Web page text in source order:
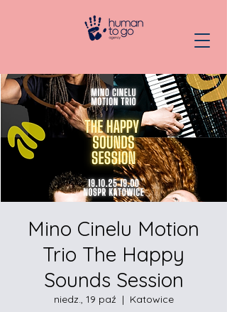
Mino Cinelu Motion
Trio The Happy
Sounds Session
niedz., 19 paź
  |
Katowice